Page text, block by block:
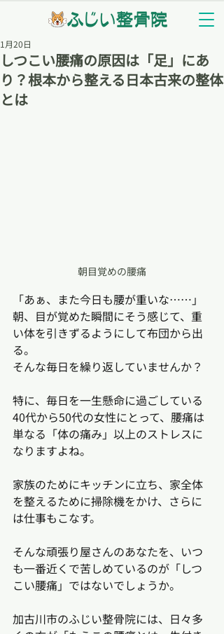
しつこい腰痛の原因は「足」にあ
り？根本から整える日本古来の整体
とは
1月20日
朝目覚めの腰痛
「あぁ、また今日も腰が重いな……」
朝、目が覚めた瞬間にそう感じて、重
い体を引きずるようにして布団から出
る。
そんな毎日を繰り返していませんか？
特に、毎日を一生懸命に過ごしている
40代から50代の女性にとって、腰痛は
単なる「体の痛み」以上のストレスに
なりますよね。
家族のためにキッチンに立ち、家全体
を整えるために掃除機をかけ、さらに
は仕事もこなす。
そんな頑張り屋さんのあなたを、いつ
も一番近くで苦しめているのが「しつ
こい腰痛」ではないでしょうか。
加古川市のふじい整骨院には、日々多